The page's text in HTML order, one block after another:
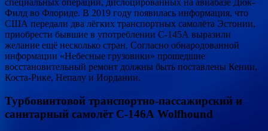
специальных операций, дислоцированных на авиабазе Дюк-
Филд во Флориде. В 2019 году появилась информация, что
США передали два лёгких транспортных самолёта Эстонии,
приобрести бывшие в употреблении С-145А выразили
желание ещё несколько стран. Согласно обнародованной
информации «Небесные грузовики» прошедшие
восстановительный ремонт должны быть поставлены Кении,
Коста-Рике, Непалу и Иордании.
Турбовинтовой транспортно-пассажирский и
санитарный самолёт С-146А Wolfhound